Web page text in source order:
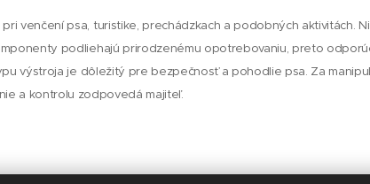
venčení psa, turistike, prechádzkach a podobných aktivitách.
podliehajú prirodzenému opotrebovaniu, preto
výstroja je dôležitý pre bezpečnosť a pohodlie psa. Za
a kontrolu zodpovedá majiteľ.